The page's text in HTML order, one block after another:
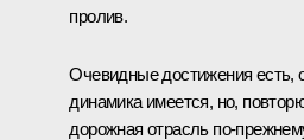
пролив.
Очевидные достижения есть,
динамика имеется, но,
дорожная отрасль